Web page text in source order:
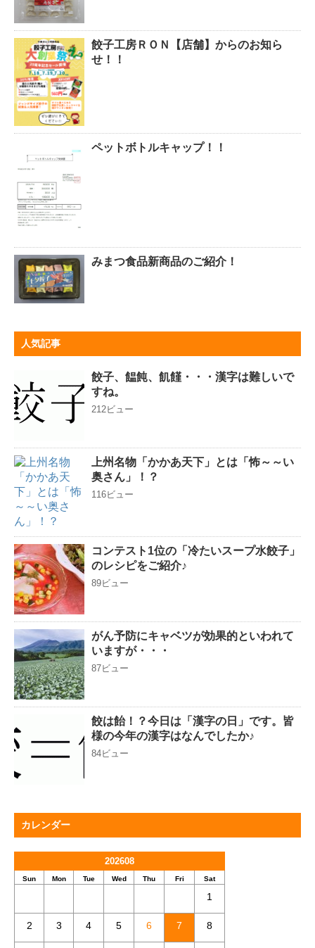
餃子工房ＲＯＮ【店舗】からのお知ら
せ！！
ペットボトルキャップ！！
みまつ食品新商品のご紹介！
人気記事
餃子、饂飩、飢饉・・・漢字は難しいで
すね。
212ビュー
上州名物「かかあ天下」とは「怖～～い
奥さん」！？
116ビュー
コンテスト1位の「冷たいスープ水餃子」
のレシピをご紹介♪
89ビュー
がん予防にキャベツが効果的といわれて
いますが・・・
87ビュー
餃は飴！？今日は「漢字の日」です。皆
様の今年の漢字はなんでしたか♪
84ビュー
カレンダー
202608
Sun Mon Tue Wed Thu Fri Sat
1
2 3 4 5 6 7 8